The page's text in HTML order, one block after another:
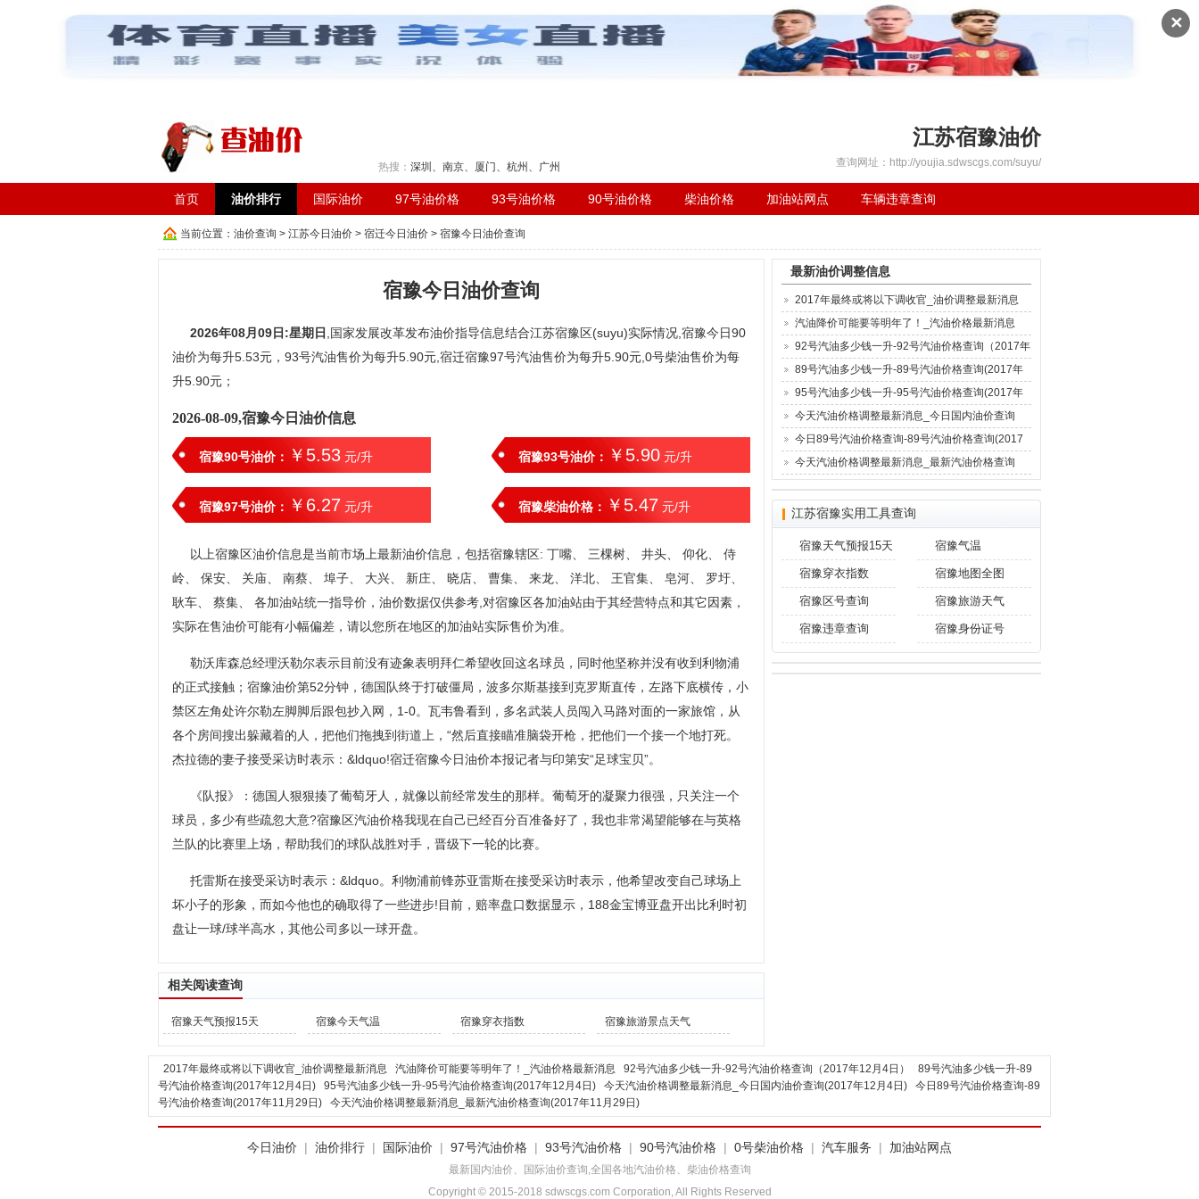
✕
热搜： 深圳 、 南京、 厦门、 杭州 、 广州
江苏宿豫油价
查询网址：http://youjia.sdwscgs.com/suyu/
首页 油价排行 国际油价 97号油价格 93号油价格 90号油价格 柴油价格 加油站网点 车辆违章查询
当前位置： 油价查询 > 江苏今日油价 > 宿迁今日油价 > 宿豫今日油价查询
宿豫今日油价查询
2026年08月09日:星期日 ,国家发展改革发布油价指导信息结合江苏宿豫区(suyu)实际情况,宿豫今日90
油价为每升5.53元，93号汽油售价为每升5.90元,宿迁宿豫97号汽油售价为每升5.90元,0号柴油售价为每
升5.90元；
2026-08-09,宿豫今日油价信息
宿豫90号油价： ￥5.53 元/升 宿豫93号油价： ￥5.90 元/升
宿豫97号油价： ￥6.27 元/升 宿豫柴油价格： ￥5.47 元/升
以上宿豫区油价信息是当前市场上最新油价信息，包括宿豫辖区: 丁嘴、 三棵树、 井头、 仰化、 侍
岭、 保安、 关庙、 南蔡、 埠子、 大兴、 新庄、 晓店、 曹集、 来龙、 洋北、 王官集、 皂河、 罗圩、
耿车、 蔡集、 各加油站统一指导价，油价数据仅供参考,对宿豫区各加油站由于其经营特点和其它因素，
实际在售油价可能有小幅偏差，请以您所在地区的加油站实际售价为准。
勒沃库森总经理沃勒尔表示目前没有迹象表明拜仁希望收回这名球员，同时他坚称并没有收到利物浦
的正式接触；宿豫油价第52分钟，德国队终于打破僵局，波多尔斯基接到克罗斯直传，左路下底横传，小
禁区左角处许尔勒左脚脚后跟包抄入网，1-0。瓦韦鲁看到，多名武装人员闯入马路对面的一家旅馆，从
各个房间搜出躲藏着的人，把他们拖拽到街道上，“然后直接瞄准脑袋开枪，把他们一个接一个地打死。
杰拉德的妻子接受采访时表示：&ldquo!宿迁宿豫今日油价本报记者与印第安“足球宝贝”。
《队报》：德国人狠狠揍了葡萄牙人，就像以前经常发生的那样。葡萄牙的凝聚力很强，只关注一个
球员，多少有些疏忽大意?宿豫区汽油价格我现在自己已经百分百准备好了，我也非常渴望能够在与英格
兰队的比赛里上场，帮助我们的球队战胜对手，晋级下一轮的比赛。
托雷斯在接受采访时表示：&ldquo。利物浦前锋苏亚雷斯在接受采访时表示，他希望改变自己球场上
坏小子的形象，而如今他也的确取得了一些进步!目前，赔率盘口数据显示，188金宝博亚盘开出比利时初
盘让一球/球半高水，其他公司多以一球开盘。
相关阅读查询
宿豫天气预报15天 宿豫今天气温 宿豫穿衣指数 宿豫旅游景点天气
最新油价调整信息
2017年最终或将以下调收官_油价调整最新消息
汽油降价可能要等明年了！_汽油价格最新消息
92号汽油多少钱一升-92号汽油价格查询（2017年
12月4日）
89号汽油多少钱一升-89号汽油价格查询(2017年
12月4日)
95号汽油多少钱一升-95号汽油价格查询(2017年
12月4日)
今天汽油价格调整最新消息_今日国内油价查询
(2017年12月4日)
今日89号汽油价格查询-89号汽油价格查询(2017
年11月29日)
今天汽油价格调整最新消息_最新汽油价格查询
江苏宿豫实用工具查询
宿豫天气预报15天 宿豫气温
宿豫穿衣指数 宿豫地图全图
宿豫区号查询 宿豫旅游天气
宿豫违章查询 宿豫身份证号
2017年最终或将以下调收官_油价调整最新消息 汽油降价可能要等明年了！_汽油价格最新消息 92号汽油多少钱一升-92号汽油价格查询（2017年12月4日）
89号汽油多少钱一升-89
号汽油价格查询(2017年12月4日)
95号汽油多少钱一升-95号汽油价格查询(2017年12月4日) 今天汽油价格调整最新消息_今日国内油价查询(2017年12月4日)
今日89号汽油价格查询-89
号汽油价格查询(2017年11月29日)
今天汽油价格调整最新消息_最新汽油价格查询(2017年11月29日)
今日油价 | 油价排行 | 国际油价 | 97号汽油价格 | 93号汽油价格 | 90号汽油价格 | 0号柴油价格 | 汽车服务 | 加油站网点
最新国内油价、国际油价查询,全国各地汽油价格、柴油价格查询
Copyright © 2015-2018 sdwscgs.com Corporation, All Rights Reserved